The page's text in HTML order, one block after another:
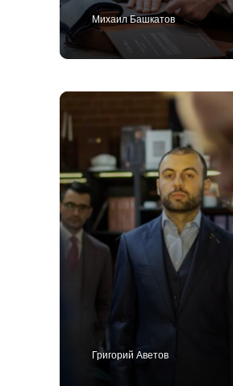
Михаил Башкатов
Григорий Аветов